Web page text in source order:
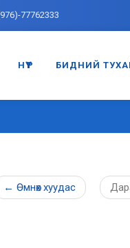
77762333
НҮҮР БИДНИЙ
← Өмнөххуудас